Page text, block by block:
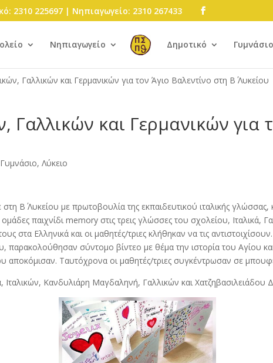
2310 225697 | Νηπιαγωγείο: 2310 267433
Νηπιαγωγείο Δημοτικό
Γαλλικών και Γερμανικών για τον Άγιο Βαλεντίνο στη Β΄ Λυκείου
Γαλλικών και Γερμανικών για
Γυμνάσιο, Λύκειο
Β΄ Λυκείου με πρωτοβουλία της εκπαιδευτικού ιταλικής
παιχνίδι memory στις τρεις γλώσσες του σχολείου, Ιταλικά,
στα Ελληνικά και οι μαθητές/τριες κλήθηκαν να τις
παρακολούθησαν σύντομο βίντεο με θέμα την ιστορία του Αγίου
αποκόμισαν. Ταυτόχρονα οι μαθητές/τριες συγκέντρωσαν σε
Ιταλικών, Κανδυλιάρη Μαγδαληνή, Γαλλικών και Χατζηβασιλειάδου